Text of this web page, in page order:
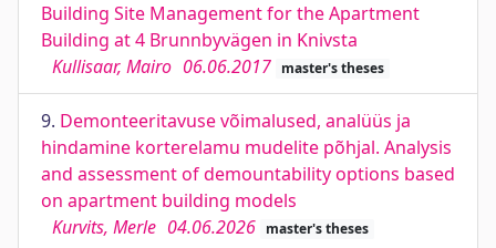
Building Site Management for the Apartment
Building at 4 Brunnbyvägen in Knivsta
Kullisaar, Mairo 06.06.2017 master's theses
9. Demonteeritavuse võimalused, analüüs ja
hindamine korterelamu mudelite põhjal. Analysis
and assessment of demountability options based
on apartment building models
Kurvits, Merle 04.06.2026 master's theses